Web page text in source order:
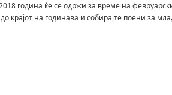
година ќе се одржи за време на
крајот на годинава и собирајте поени за